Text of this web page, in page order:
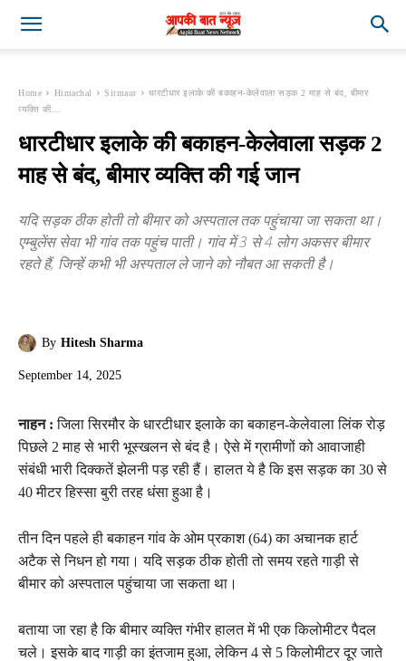
Home Himachal Sirmaur
धारटीधार इलाके की बकाहन-केलेवाला सड़क 2 माह से बंद, बीमार
व्यक्ति की...
धारटीधार इलाके की बकाहन-केलेवाला सड़क 2
माह से बंद, बीमार व्यक्ति की गई जान
यदि सड़क ठीक होती तो बीमार को अस्पताल तक पहुंचाया जा सकता था।
एम्बुलेंस सेवा भी गांव तक पहुंच पाती। गांव में 3 से 4 लोग अकसर बीमार
रहते हैं, जिन्हें कभी भी अस्पताल ले जाने को नौबत आ सकती है।
By Hitesh Sharma
September 14, 2025
नाहन : जिला सिरमौर के धारटीधार इलाके का बकाहन-केलेवाला लिंक रोड़
पिछले 2 माह से भारी भूस्खलन से बंद है। ऐसे में ग्रामीणों को आवाजाही
संबंधी भारी दिक्कतें झेलनी पड़ रही हैं। हालत ये है कि इस सड़क का 30 से
40 मीटर हिस्सा बुरी तरह धंसा हुआ है।
तीन दिन पहले ही बकाहन गांव के ओम प्रकाश (64) का अचानक हार्ट
अटैक से निधन हो गया। यदि सड़क ठीक होती तो समय रहते गाड़ी से
बीमार को अस्पताल पहुंचाया जा सकता था।
बताया जा रहा है कि बीमार व्यक्ति गंभीर हालत में भी एक किलोमीटर पैदल
चले। इसके बाद गाड़ी का इंतजाम हुआ, लेकिन 4 से 5 किलोमीटर दूर जाते